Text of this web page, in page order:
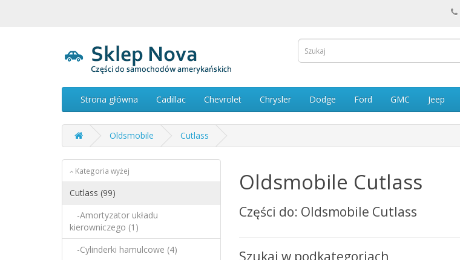
Strona główna Cadillac Chevrolet Chrysler Dodge Ford GMC Jeep
Oldsmobile Cutlass
Kategoria wyżej
Cutlass (99)
-Amortyzator układu
kierowniczego (1)
-Cylinderki hamulcowe (4)
Oldsmobile Cutlass
Części do: Oldsmobile Cutlass
Szukaj w podkategoriach